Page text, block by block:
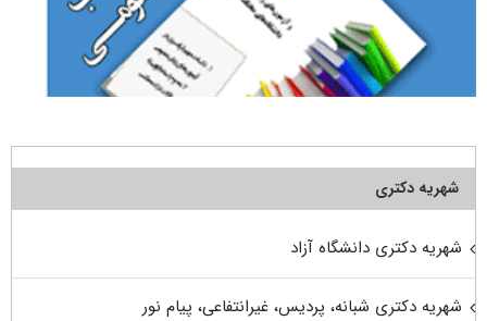
شهریه دکتری
شهریه دکتری دانشگاه آزاد
شهریه دکتری شبانه، پردیس، غیرانتفاعی، پیام نور